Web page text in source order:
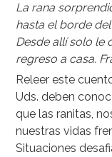
La rana
hasta el borde
Desde allí solo le
regreso a casa.
Releer este
Uds. deben
que las ranitas,
nuestras vidas
Situaciones